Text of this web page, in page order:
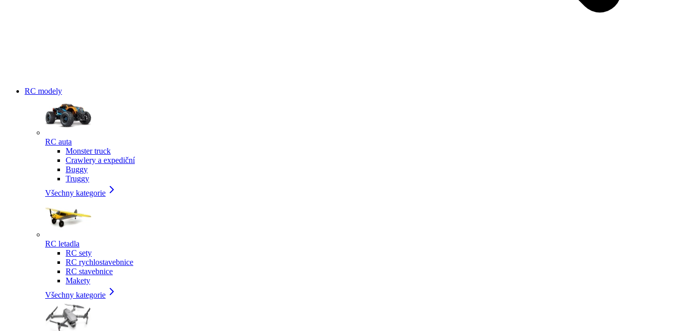
RC modely
RC auta
Monster truck
Crawlery a expediční
Buggy
Truggy
Všechny kategorie
RC letadla
RC sety
RC rychlostavebnice
RC stavebnice
Makety
Všechny kategorie